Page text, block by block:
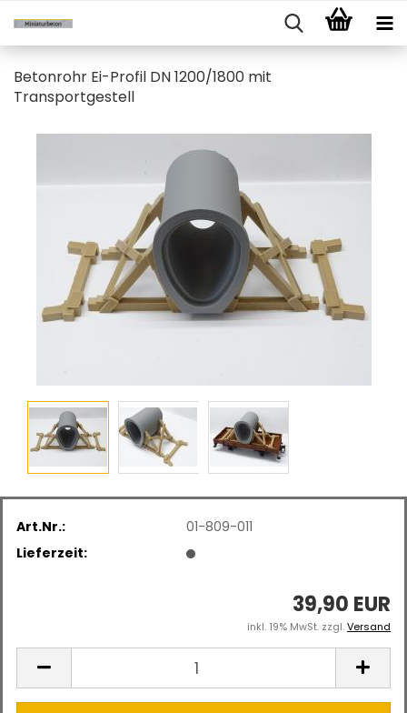
Betonrohr Ei-Profil DN 1200/1800 mit
Transportgestell
Art.Nr.:
01-809-011
Lieferzeit:
39,90 EUR
inkl. 19% MwSt. zzgl.Versand